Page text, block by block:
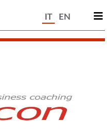
IT EN